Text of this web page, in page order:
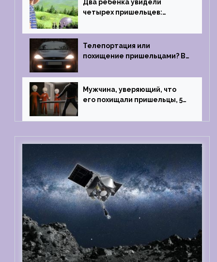
Два ребенка увидели
четырех пришельцев:
1967 году
Телепортация или
похищение пришельцами? В
случай произошел с семьей
из Аргентины
Мужчина, уверяющий, что
его похищали пришельцы, 5
тест на детекторе лжи